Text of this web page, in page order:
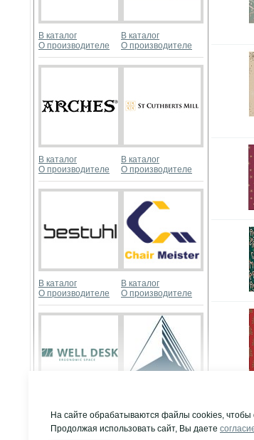
В каталог
О производителе
В каталог
О производителе
В каталог
О производителе
В каталог
О производителе
В каталог
О производителе
В каталог
О производителе
О производителе
О производителе
На сайте обрабатываются файлы cookies,
Продолжая использовать сайт, Вы даете